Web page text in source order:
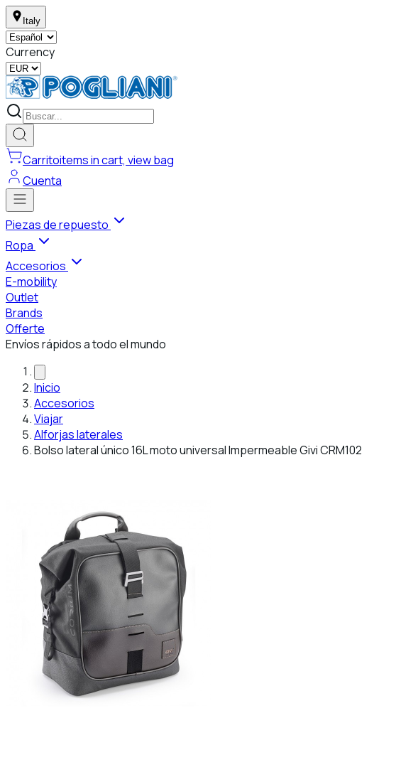
Italy
Currency
Carritoitems in cart, view bag
Cuenta
Piezas de repuesto
Ropa
Accesorios
E-mobility
Outlet
Brands
Offerte
Envíos rápidos a todo el mundo
Inicio
Accesorios
Viajar
Alforjas laterales
Bolso lateral único 16L moto universal Impermeable Givi CRM102